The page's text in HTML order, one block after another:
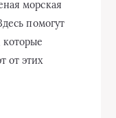
морская
помогут
которые
от этих